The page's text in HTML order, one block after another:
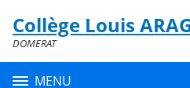
Menu de la rubrique
Contenu
Collège Louis
DOMERAT
MENU